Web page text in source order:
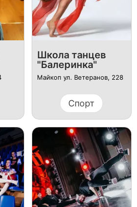
Школа танцев
"Балеринка"
Майкоп ул. Ветеранов, 228
Спорт